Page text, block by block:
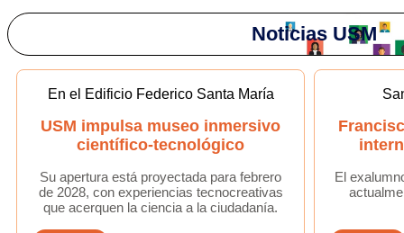
‌Noticias USM
En el Edificio Federico Santa María
USM impulsa museo inmersivo
científico-tecnológico
Su apertura está proyectada para febrero
de 2028, con experiencias tecnocreativas
que acerquen la ciencia a la ciudadanía.
El